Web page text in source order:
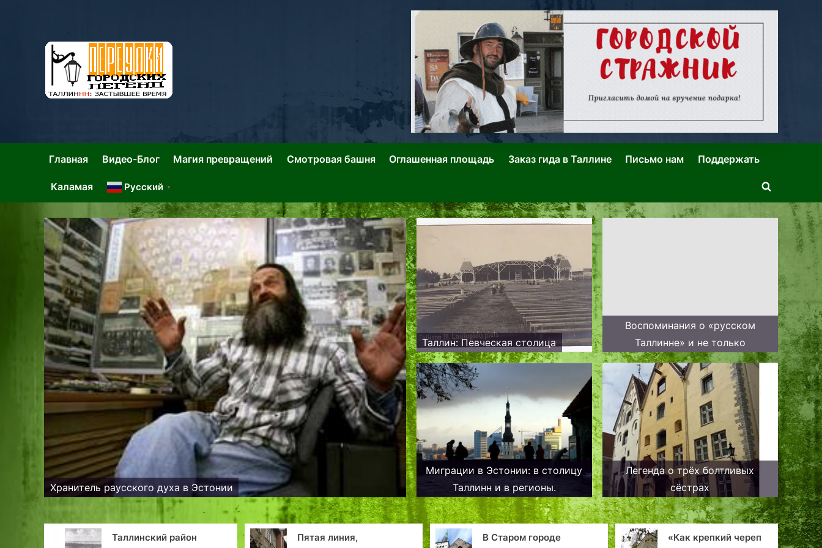
Таллин: Переулки Городских Легенд
Главная Видео-Блог Магия превращений Смотровая башня Оглашенная площадь Заказ гида в Таллине Письмо нам Поддержать
Каламая Русский ▼
Toggle
search
Хранитель рaусского духа в Эстонии
Таллин: Певческая столица
Воспоминания о «русском
Таллинне» и не только
Миграции в Эстонии: в столицу
Таллинн и в регионы.
Легенда о трёх болтливых
сёстрах
район
Пятая линия,
В Старом городе
«Как крепкий череп
Святой Николай —